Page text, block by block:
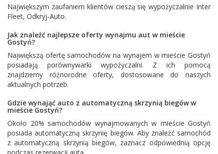
Największym zaufaniem klientów cieszą się wypożyczalnie Inter
Fleet, Odkryj-Auto.
Jak znaleźć najlepsze oferty wynajmu aut w mieście
Gostyń?
Największą ofertę samochodów na wynajem w mieście Gostyń
posiadają porównywarki wypożyczalni. Z ich pomocą
znajdziemy różnorodne oferty, dostosowane do naszych
aktualnych potrzeb.
Gdzie wynająć auto z automatyczną skrzynią biegów w
mieście Gostyń?
Około 20% samochodów wynajmowanych w mieście Gostyń
posiada automatyczną skrzynię biegów. Aby znaleźć samochód
z automatyczną skrzynią biegów, zaznacz odpowiednią opcję